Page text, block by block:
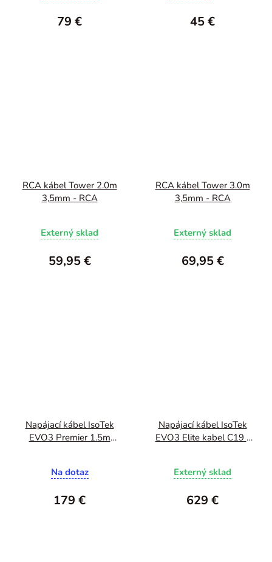
79 € 45 €
RCA kábel Tower 2.0m
3,5mm - RCA
Externý sklad
59,95 €
RCA kábel Tower 3.0m
3,5mm - RCA
Externý sklad
69,95 €
Napájací kábel IsoTek
EVO3 Premier 1.5m
Na dotaz
179 €
Napájací kábel IsoTek
EVO3 Elite kabel C19 -
Externý sklad
629 €